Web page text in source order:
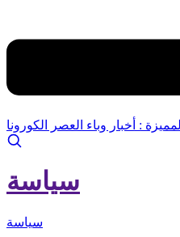
: أخبار وباء العصر الكورونا
سياسة
سياسة